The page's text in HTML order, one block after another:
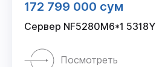
172 799 000 сум
Сервер NF5280M6*1 5318Y
Посмотреть